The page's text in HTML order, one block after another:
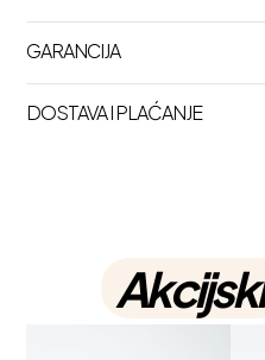
GARANCIJA
DOSTAVA I PLAĆANJE
Akcijski